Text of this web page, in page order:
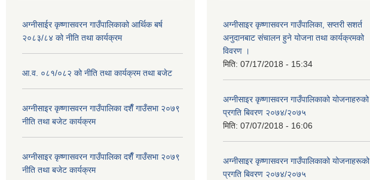
अग्नीसाईर कृष्णासवरन गाउँपालिकाको आर्थिक बर्ष
२०८३/८४ को नीति तथा कार्यक्रम
आ.व. ०८१/०८२ को नीति तथा कार्यक्रम तथा बजेट
अग्नीसाइर कृष्णासवरन गाउँपालिका दशैँ गाउँसभा २०७९
नीति तथा बजेट कार्यक्रम
अग्नीसाइर कृष्णासवरन गाउँपालिका दशैँ गाउँसभा २०७९
नीति तथा बजेट कार्यक्रम
अग्नीसाइर कृष्णासवरन गाउँपालिका, सप्तरी सशर्त
अनुदानबाट संचालन हुने योजना तथा कार्यक्रमको
विवरण ।
मिति: 07/17/2018 - 15:34
अग्नीसाइर कृष्णासवरन गाउँपालिकाको योजनाहरुको
प्रगति बिवरण २०७४/२०७५
मिति: 07/07/2018 - 16:06
अग्नीसाइर कृष्णासवरन गाउँपालिकाको योजनाहरूको
प्रगति बिवरण २०७४/२०७५